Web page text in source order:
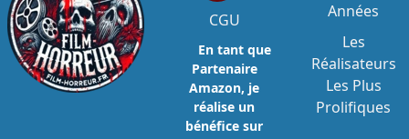
CGU
En tant que
Partenaire
Amazon, je
réalise un
bénéfice sur
Années
Les
Réalisateurs
Les Plus
Prolifiques